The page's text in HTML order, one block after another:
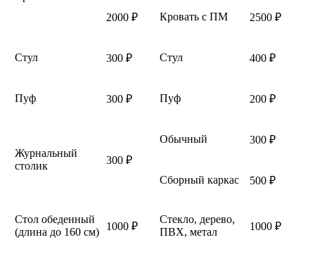
2000 ₽
Кровать с ПМ 2500 ₽
Стул 300 ₽ Стул 400 ₽
Пуф 300 ₽ Пуф 200 ₽
Журнальный
столик
300 ₽
Обычный 300 ₽
Сборный каркас 500 ₽
Стол обеденный
(длина до 160 см)
1000 ₽
Стекло, дерево,
ПВХ, метал
1000 ₽